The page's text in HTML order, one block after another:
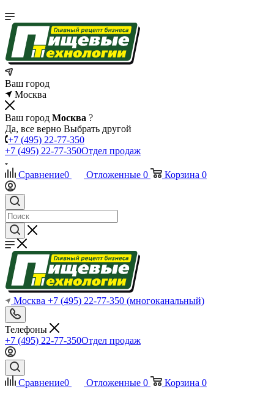
Ваш город
Москва
Ваш город Москва ?
Да, все верно Выбрать другой
+7 (495) 22-77-350
+7 (495) 22-77-350Отдел продаж
Сравнение0 Отложенные 0 Корзина 0
Москва +7 (495) 22-77-350 (многоканальный)
Телефоны
+7 (495) 22-77-350Отдел продаж
Сравнение0 Отложенные 0 Корзина 0